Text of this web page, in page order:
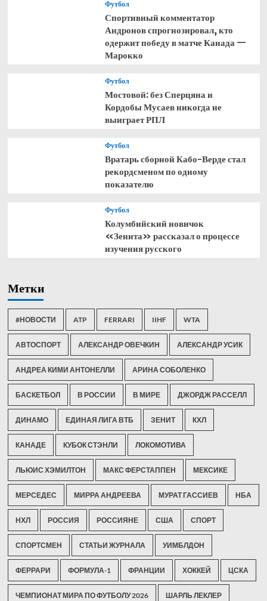
Футбол
Спортивный комментатор
Андронов спрогнозировал, кто
одержит победу в матче Канада —
Марокко
Футбол
Мостовой: без Сперцяна и
Кордобы Мусаев никогда не
выиграет РПЛ
Футбол
Вратарь сборной Кабо-Верде стал
рекордсменом по одному
показателю
Футбол
Колумбийский новичок
«Зенита» рассказал о процессе
изучения русского
Метки
#НОВОСТИ ATP FERRARI IIHF WTA
АВТОСПОРТ АЛЕКСАНДР ОВЕЧКИН АЛЕКСАНДР УСИК
АНДРЕА КИМИ АНТОНЕЛЛИ АРИНА СОБОЛЕНКО
БАСКЕТБОЛ В РОССИИ В МИРЕ ДЖОРДЖ РАССЕЛЛ
ДИНАМО ЕДИНАЯ ЛИГА ВТБ ЗЕНИТ КХЛ
КАНАДЕ КУБОК СТЭНЛИ ЛОКОМОТИВА
ЛЬЮИС ХЭМИЛТОН МАКС ФЕРСТАППЕН МЕКСИКЕ
МЕРСЕДЕС МИРРА АНДРЕЕВА МУРАТ ГАССИЕВ НБА
НХЛ РОССИЯ РОССИЯНЕ США СПОРТ
СПОРТСМЕН СТАТЬИ ЖУРНАЛА УИМБЛДОН
ФЕРРАРИ ФОРМУЛА-1 ФРАНЦИИ ХОККЕЙ ЦСКА
ЧЕМПИОНАТ МИРА ПО ФУТБОЛУ 2026 ШАРЛЬ ЛЕКЛЕР